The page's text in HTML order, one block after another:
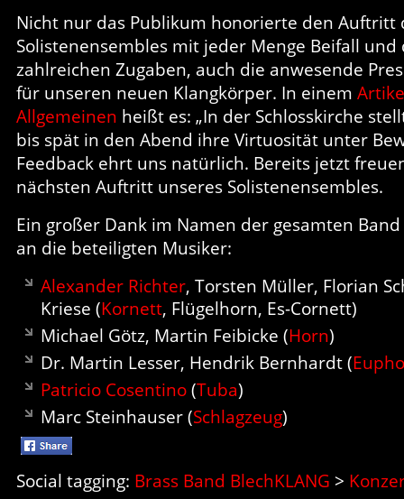
Nicht nur das Publikum honorierte den Auftritt
Solistenensembles mit jeder Menge Beifall und
zahlreichen Zugaben, auch die anwesende
für unseren neuen Klangkörper. In einem
Allgemeinen heißt es: „In der Schlosskirche
bis spät in den Abend ihre Virtuosität unter
Feedback ehrt uns natürlich. Bereits jetzt
nächsten Auftritt unseres Solistenensembles.
Ein großer Dank im Namen der gesamten
an die beteiligten Musiker:
Alexander Richter, Torsten Müller, Florian
Kriese (Kornett, Flügelhorn, Es-Cornett)
Michael Götz, Martin Feibicke (Horn)
Dr. Martin Lesser, Hendrik Bernhardt (
Patricio Cosentino (Tuba)
Marc Steinhauser (Schlagzeug)
Social tagging: Brass Band BlechKLANG >